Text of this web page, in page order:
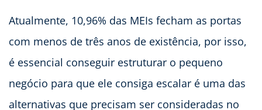
Atualmente, 10,96% das MEIs fecham as portas
com menos de três anos de existência, por isso,
é essencial conseguir estruturar o pequeno
negócio para que ele consiga escalar é uma das
alternativas que precisam ser consideradas no